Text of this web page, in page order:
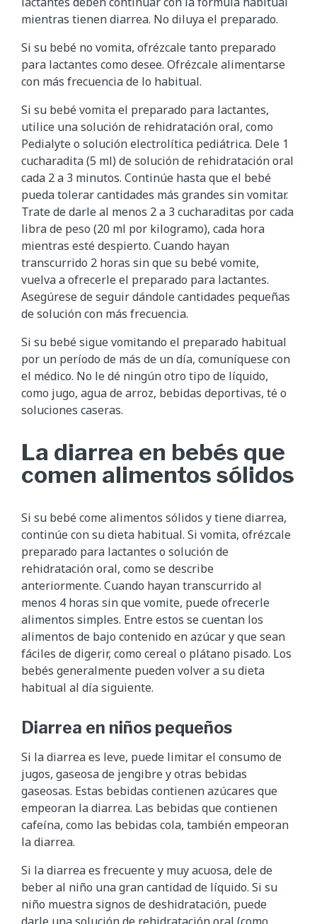
mientras tienen diarrea. No diluya el preparado.
Si su bebé no vomita, ofrézcale tanto preparado
para lactantes como desee. Ofrézcale alimentarse
con más frecuencia de lo habitual.
Si su bebé vomita el preparado para lactantes,
utilice una solución de rehidratación oral, como
Pedialyte o solución electrolítica pediátrica. Dele 1
cucharadita (5 ml) de solución de rehidratación oral
cada 2 a 3 minutos. Continúe hasta que el bebé
pueda tolerar cantidades más grandes sin vomitar.
Trate de darle al menos 2 a 3 cucharaditas por cada
libra de peso (20 ml por kilogramo), cada hora
mientras esté despierto. Cuando hayan
transcurrido 2 horas sin que su bebé vomite,
vuelva a ofrecerle el preparado para lactantes.
Asegúrese de seguir dándole cantidades pequeñas
de solución con más frecuencia.
Si su bebé sigue vomitando el preparado habitual
por un período de más de un día, comuníquese con
el médico. No le dé ningún otro tipo de líquido,
como jugo, agua de arroz, bebidas deportivas, té o
soluciones caseras.
La diarrea en bebés que
comen alimentos sólidos
Si su bebé come alimentos sólidos y tiene diarrea,
continúe con su dieta habitual. Si vomita, ofrézcale
preparado para lactantes o solución de
rehidratación oral, como se describe
anteriormente. Cuando hayan transcurrido al
menos 4 horas sin que vomite, puede ofrecerle
alimentos simples. Entre estos se cuentan los
alimentos de bajo contenido en azúcar y que sean
fáciles de digerir, como cereal o plátano pisado. Los
bebés generalmente pueden volver a su dieta
habitual al día siguiente.
Diarrea en niños pequeños
Si la diarrea es leve, puede limitar el consumo de
jugos, gaseosa de jengibre y otras bebidas
gaseosas. Estas bebidas contienen azúcares que
empeoran la diarrea. Las bebidas que contienen
cafeína, como las bebidas cola, también empeoran
la diarrea.
Si la diarrea es frecuente y muy acuosa, dele de
beber al niño una gran cantidad de líquido. Si su
niño muestra signos de deshidratación, puede